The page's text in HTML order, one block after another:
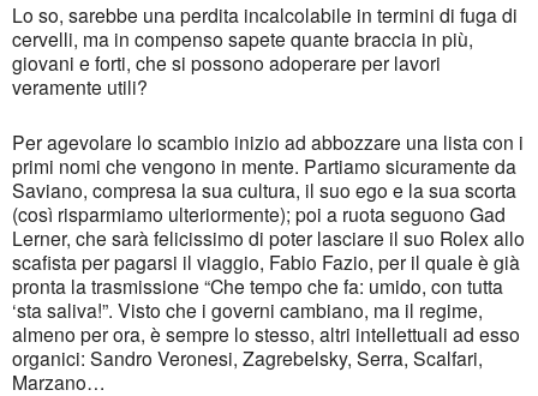
Lo so, sarebbe una perdita incalcolabile in termini di fuga di
cervelli, ma in compenso sapete quante braccia in più,
giovani e forti, che si possono adoperare per lavori
veramente utili?
Per agevolare lo scambio inizio ad abbozzare una lista con i
primi nomi che vengono in mente. Partiamo sicuramente da
Saviano, compresa la sua cultura, il suo ego e la sua scorta
(così risparmiamo ulteriormente); poi a ruota seguono Gad
Lerner, che sarà felicissimo di poter lasciare il suo Rolex allo
scafista per pagarsi il viaggio, Fabio Fazio, per il quale è già
pronta la trasmissione “Che tempo che fa: umido, con tutta
‘sta saliva!”. Visto che i governi cambiano, ma il regime,
almeno per ora, è sempre lo stesso, altri intellettuali ad esso
organici: Sandro Veronesi, Zagrebelsky, Serra, Scalfari,
Marzano…